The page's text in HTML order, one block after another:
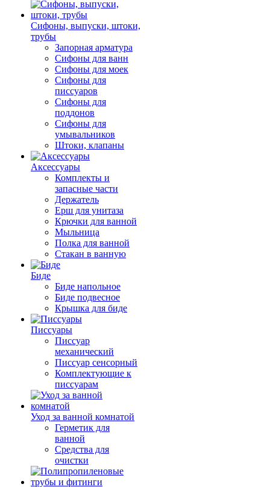
Сифоны, выпуски, штоки,
трубы
Запорная арматура
Сифоны для ванн
Сифоны для моек
Сифоны для
писсуаров
Сифоны для
поддонов
Сифоны для
умывальников
Штоки, клапаны
Аксессуары
Комплекты и
запасные части
Держатель
Ерш для унитаза
Крючки для ванной
Мыльница
Полка для ванной
Стакан в ванную
Биде
Биде напольное
Биде подвесное
Крышка для биде
Писсуары
Писсуар
механический
Писсуар сенсорный
Комплектующие к
писсуарам
Уход за ванной комнатой
Герметик для
ванной
Средства для
очистки